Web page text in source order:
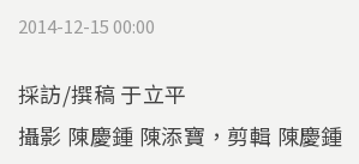
2014-12-15 00:00
採訪/撰稿 于立平
攝影 陳慶鍾 陳添寶，剪輯 陳慶鍾